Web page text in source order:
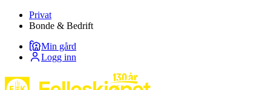
Privat
Bonde & Bedrift
Min gård
Logg inn